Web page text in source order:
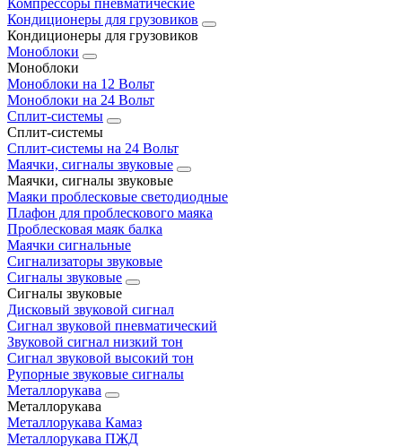
Компрессоры пневматические
Кондиционеры для грузовиков
Кондиционеры для грузовиков
Моноблоки
Моноблоки
Моноблоки на 12 Вольт
Моноблоки на 24 Вольт
Сплит-системы
Сплит-системы
Сплит‑системы на 24 Вольт
Маячки, сигналы звуковые
Маячки, сигналы звуковые
Маяки проблесковые светодиодные
Плафон для проблескового маяка
Проблесковая маяк балка
Маячки сигнальные
Сигнализаторы звуковые
Сигналы звуковые
Сигналы звуковые
Дисковый звуковой сигнал
Сигнал звуковой пневматический
Звуковой сигнал низкий тон
Сигнал звуковой высокий тон
Рупорные звуковые сигналы
Металлорукава
Металлорукава
Металлорукава Камаз
Металлорукава ПЖД